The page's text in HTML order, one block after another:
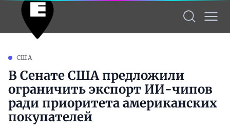
США
В Сенате США предложили
ограничить экспорт ИИ-чипов
ради приоритета американских
покупателей